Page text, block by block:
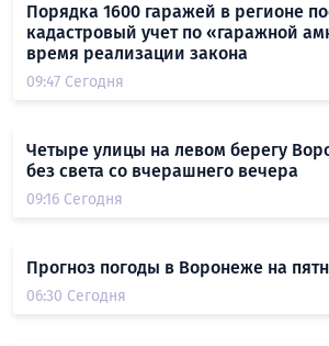
Порядка 1600 гаражей в регионе
кадастровый учет по «гаражной
время реализации закона
09:47 Сегодня
Четыре улицы на левом берегу
без света со вчерашнего вечера
09:16 Сегодня
Прогноз погоды в Воронеже на
06:30 Сегодня